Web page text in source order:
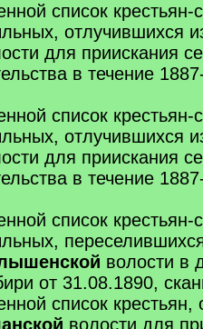
список крестьян-
отлучившихся
для приискания
в течение
список крестьян-
отлучившихся
для приискания
в течение
список крестьян-
волости в
от 31.08.1890,
список крестьян,
волости для